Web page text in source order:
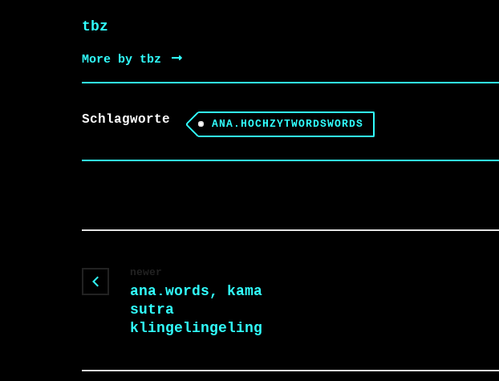
tbz
More by tbz
Schlagworte ANA.HOCHZYTWORDSWORDS
newer
ana.words, kama
sutra
klingelingeling